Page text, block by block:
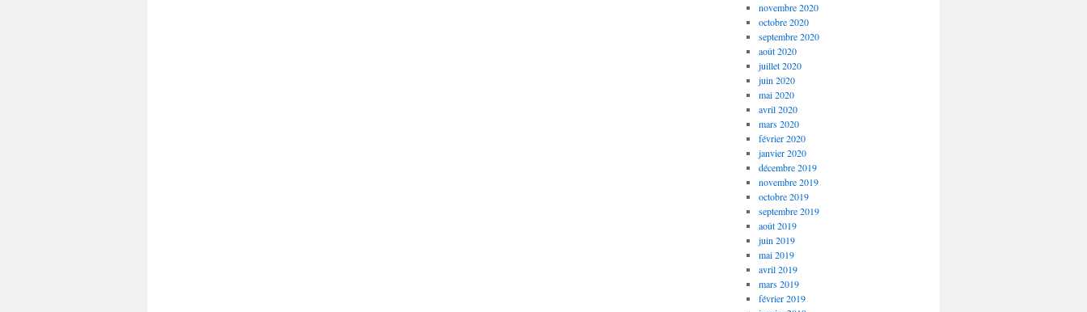
novembre 2020
octobre 2020
septembre 2020
août 2020
juillet 2020
juin 2020
mai 2020
avril 2020
mars 2020
février 2020
janvier 2020
décembre 2019
novembre 2019
octobre 2019
septembre 2019
août 2019
juin 2019
mai 2019
avril 2019
mars 2019
février 2019